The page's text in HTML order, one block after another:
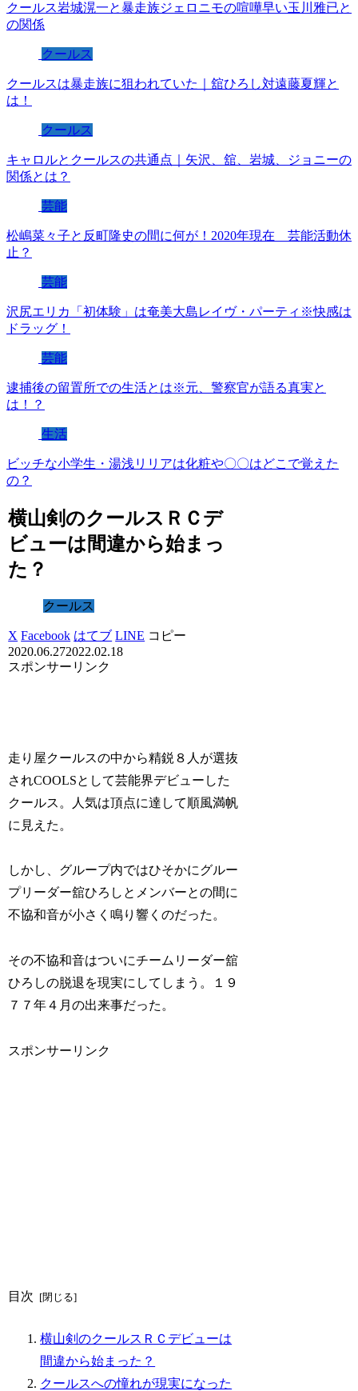
クールス岩城滉一と暴走族ジェロニモの喧嘩早い玉川雅已と
の関係
クールス
クールスは暴走族に狙われていた｜舘ひろし対遠藤夏輝と
は！
クールス
キャロルとクールスの共通点｜矢沢、舘、岩城、ジョニーの
関係とは？
芸能
松嶋菜々子と反町隆史の間に何が！2020年現在 芸能活動休
止？
芸能
沢尻エリカ「初体験」は奄美大島レイヴ・パーティ※快感は
ドラッグ！
芸能
逮捕後の留置所での生活とは※元、警察官が語る真実と
は！？
生活
ビッチな小学生・湯浅リリアは化粧や〇〇はどこで覚えた
の？
横山剣のクールスＲＣデ
ビューは間違から始まっ
た？
クールス
X Facebook はてブ LINE コピー
2020.06.272022.02.18
スポンサーリンク
走り屋クールスの中から精鋭８人が選抜
されCOOLSとして芸能界デビューした
クールス。人気は頂点に達して順風満帆
に見えた。
しかし、グループ内ではひそかにグルー
プリーダー舘ひろしとメンバーとの間に
不協和音が小さく鳴り響くのだった。
その不協和音はついにチームリーダー舘
ひろしの脱退を現実にしてしまう。１９
７７年４月の出来事だった。
スポンサーリンク
目次
横山剣のクールスＲＣデビューは
間違から始まった？
クールスへの憧れが現実になった